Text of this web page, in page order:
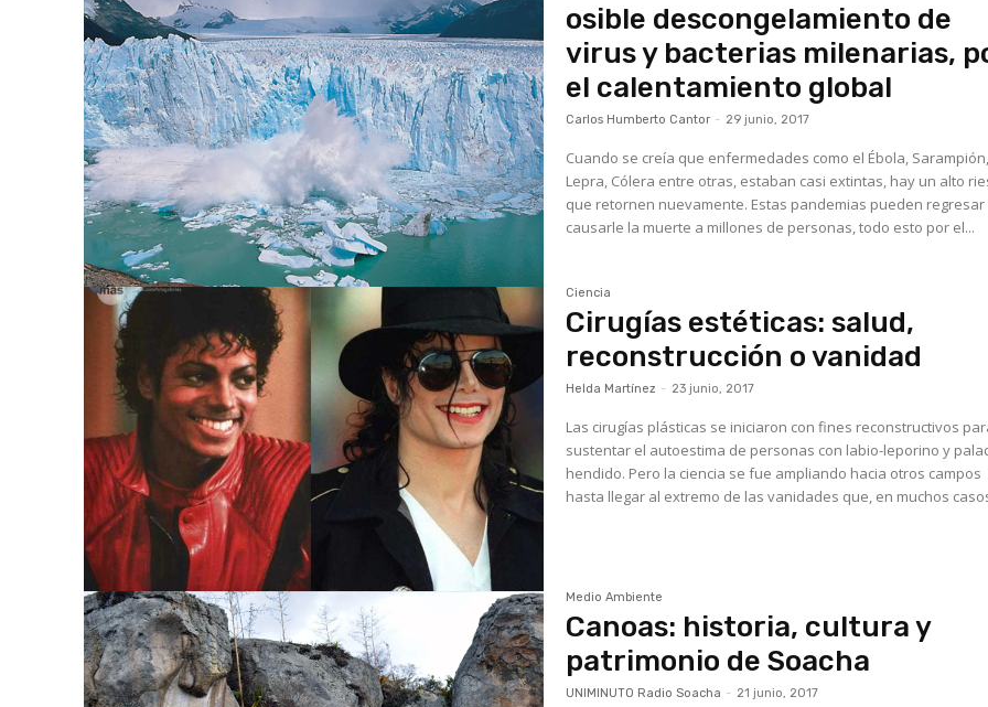
osible descongelamiento de
virus y bacterias milenarias,
el calentamiento global
Carlos Humberto Cantor - 29 junio, 2017
Cuando se creía que enfermedades como el Ébola, Sarampión,
Lepra, Cólera entre otras, estaban casi extintas, hay un alto
que retornen nuevamente. Estas pandemias pueden regresar
causarle la muerte a millones de personas, todo esto por el...
Ciencia
Cirugías estéticas: salud,
reconstrucción o vanidad
Helda Martínez - 23 junio, 2017
Las cirugías plásticas se iniciaron con fines reconstructivos
sustentar el autoestima de personas con labio-leporino y
hendido. Pero la ciencia se fue ampliando hacia otros campos
hasta llegar al extremo de las vanidades que, en muchos
Medio Ambiente
Canoas: historia, cultura y
patrimonio de Soacha
UNIMINUTO Radio Soacha - 21 junio, 2017